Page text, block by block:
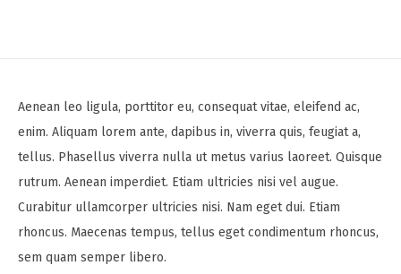
Aenean leo ligula, porttitor eu, consequat vitae, eleifend ac,
enim. Aliquam lorem ante, dapibus in, viverra quis, feugiat a,
tellus. Phasellus viverra nulla ut metus varius laoreet. Quisque
rutrum. Aenean imperdiet. Etiam ultricies nisi vel augue.
Curabitur ullamcorper ultricies nisi. Nam eget dui. Etiam
rhoncus. Maecenas tempus, tellus eget condimentum rhoncus,
sem quam semper libero.